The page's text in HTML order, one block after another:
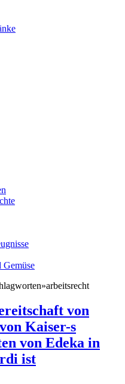
Gemüse
»arbeitsrecht
von
Kaiser-s
von Edeka in
ist